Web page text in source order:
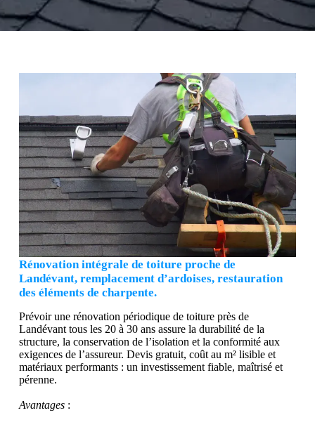
Rénovation intégrale de toiture proche de
Landévant, remplacement d’ardoises, restauration
des éléments de charpente.
Prévoir une rénovation périodique de toiture près de
Landévant tous les 20 à 30 ans assure la durabilité de la
structure, la conservation de l’isolation et la conformité aux
exigences de l’assureur. Devis gratuit, coût au m² lisible et
matériaux performants : un investissement fiable, maîtrisé et
pérenne.
Avantages: